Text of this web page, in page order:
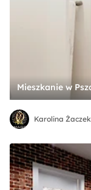
Karolina Żaczek